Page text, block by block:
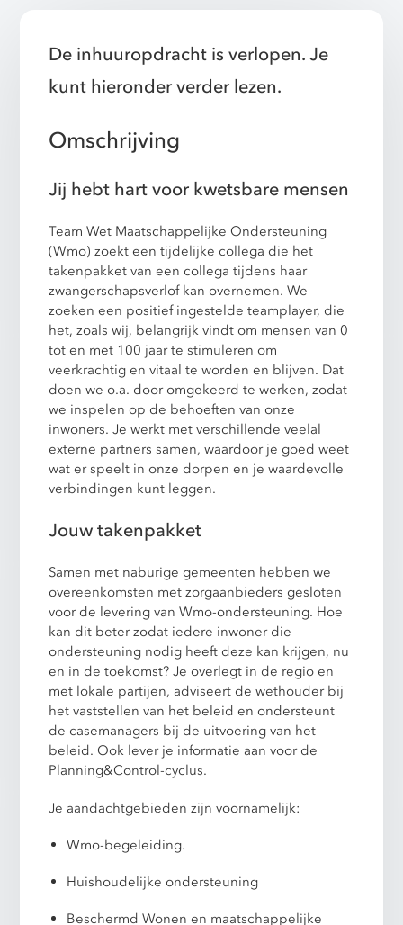
De inhuuropdracht is verlopen. Je
kunt hieronder verder lezen.
Omschrijving
Jij hebt hart voor kwetsbare mensen
Team Wet Maatschappelijke Ondersteuning
(Wmo) zoekt een tijdelijke collega die het
takenpakket van een collega tijdens haar
zwangerschapsverlof kan overnemen. We
zoeken een positief ingestelde teamplayer, die
het, zoals wij, belangrijk vindt om mensen van 0
tot en met 100 jaar te stimuleren om
veerkrachtig en vitaal te worden en blijven. Dat
doen we o.a. door omgekeerd te werken, zodat
we inspelen op de behoeften van onze
inwoners. Je werkt met verschillende veelal
externe partners samen, waardoor je goed weet
wat er speelt in onze dorpen en je waardevolle
verbindingen kunt leggen.
Jouw takenpakket
Samen met naburige gemeenten hebben we
overeenkomsten met zorgaanbieders gesloten
voor de levering van Wmo-ondersteuning. Hoe
kan dit beter zodat iedere inwoner die
ondersteuning nodig heeft deze kan krijgen, nu
en in de toekomst? Je overlegt in de regio en
met lokale partijen, adviseert de wethouder bij
het vaststellen van het beleid en ondersteunt
de casemanagers bij de uitvoering van het
beleid. Ook lever je informatie aan voor de
Planning&Control-cyclus.
Je aandachtgebieden zijn voornamelijk:
Wmo-begeleiding.
Huishoudelijke ondersteuning
Beschermd Wonen en maatschappelijke